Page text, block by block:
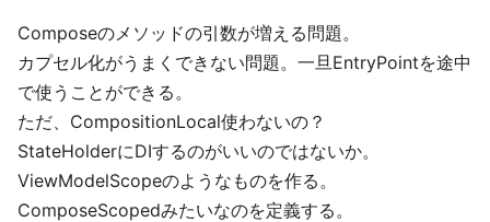
Composeのメソッドの引数が増える問題。
カプセル化がうまくできない問題。一旦EntryPointを途中
で使うことができる。
ただ、CompositionLocal使わないの？
StateHolderにDIするのがいいのではないか。
ViewModelScopeのようなものを作る。
ComposeScopedみたいなのを定義する。